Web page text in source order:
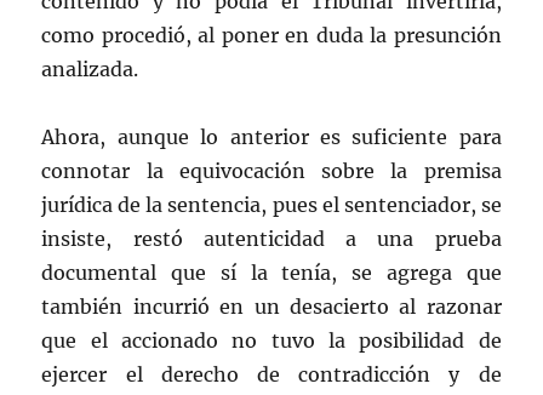
como procedió, al poner en duda la presunción
analizada.
Ahora, aunque lo anterior es suficiente para
connotar la equivocación sobre la premisa
jurídica de la sentencia, pues el sentenciador, se
insiste, restó autenticidad a una prueba
documental que sí la tenía, se agrega que
también incurrió en un desacierto al razonar
que el accionado no tuvo la posibilidad de
ejercer el derecho de contradicción y de